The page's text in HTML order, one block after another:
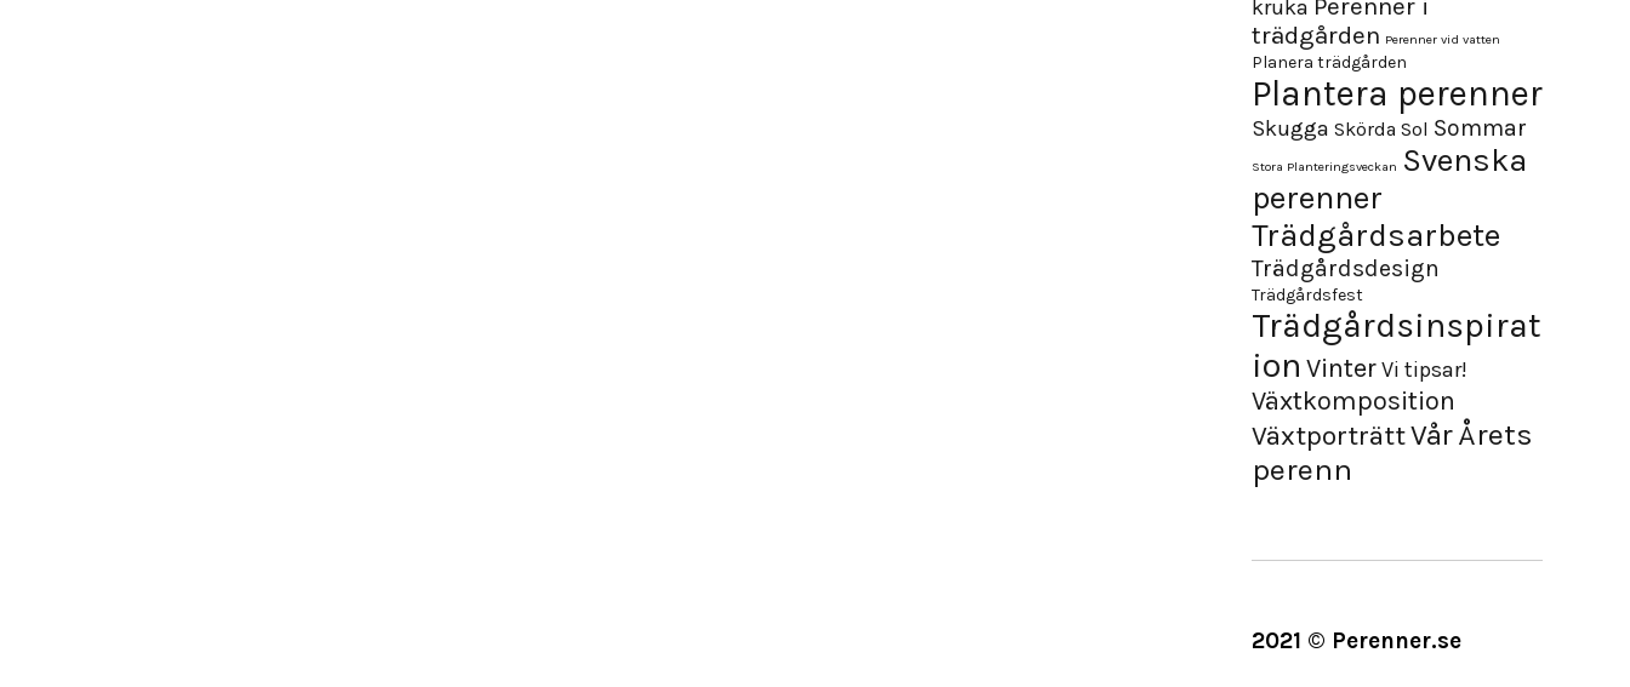
kruka Perenner i
trädgården Perenner vid vatten
Planera trädgården
Plantera perenner
Skugga Skörda Sol Sommar
Stora Planteringsveckan Svenska
perenner
Trädgårdsarbete
Trädgårdsdesign
Trädgårdsfest
Trädgårdsinspirat
ion VinterVi tipsar!
Växtkomposition
VäxtporträttVårÅrets
perenn
2021 © Perenner.se